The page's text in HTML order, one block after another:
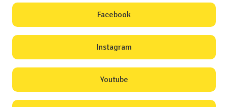
Facebook
Instagram
Youtube